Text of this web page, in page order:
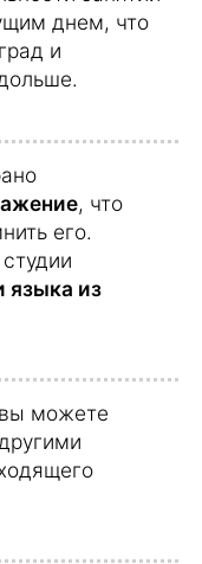
запомнить
вы
по-
слова и
и
языка и
»